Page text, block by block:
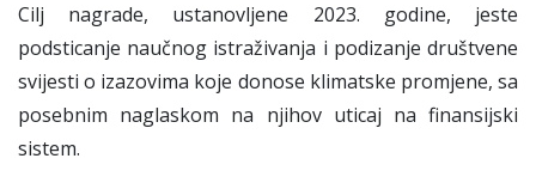
Cilj nagrade, ustanovljene 2023. godine, jeste
podsticanje naučnog istraživanja i podizanje društvene
svijesti o izazovima koje donose klimatske promjene, sa
posebnim naglaskom na njihov uticaj na finansijski
sistem.